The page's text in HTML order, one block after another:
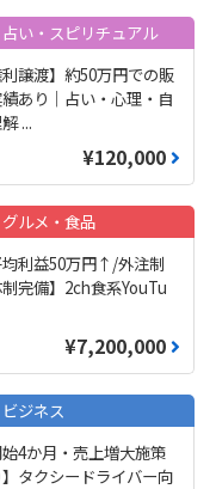
占い・スピリチュアル
利譲渡】約50万円での販
あり｜占い・心理・自
...
¥120,000
グルメ・食品
均利益50万円↑/外注制
完備】2ch食系YouTu
¥7,200,000
ビジネス
始4か月・売上増大施策
タクシードライバー向